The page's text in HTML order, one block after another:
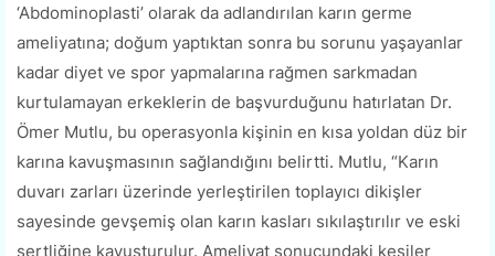
‘Abdominoplasti’ olarak da adlandırılan karın germe
ameliyatına; doğum yaptıktan sonra bu sorunu yaşayanlar
kadar diyet ve spor yapmalarına rağmen sarkmadan
kurtulamayan erkeklerin de başvurduğunu hatırlatan Dr.
Ömer Mutlu, bu operasyonla kişinin en kısa yoldan düz bir
karına kavuşmasının sağlandığını belirtti. Mutlu, “Karın
duvarı zarları üzerinde yerleştirilen toplayıcı dikişler
sayesinde gevşemiş olan karın kasları sıkılaştırılır ve eski
sertliğine kavuşturulur. Ameliyat sonucundaki kesiler